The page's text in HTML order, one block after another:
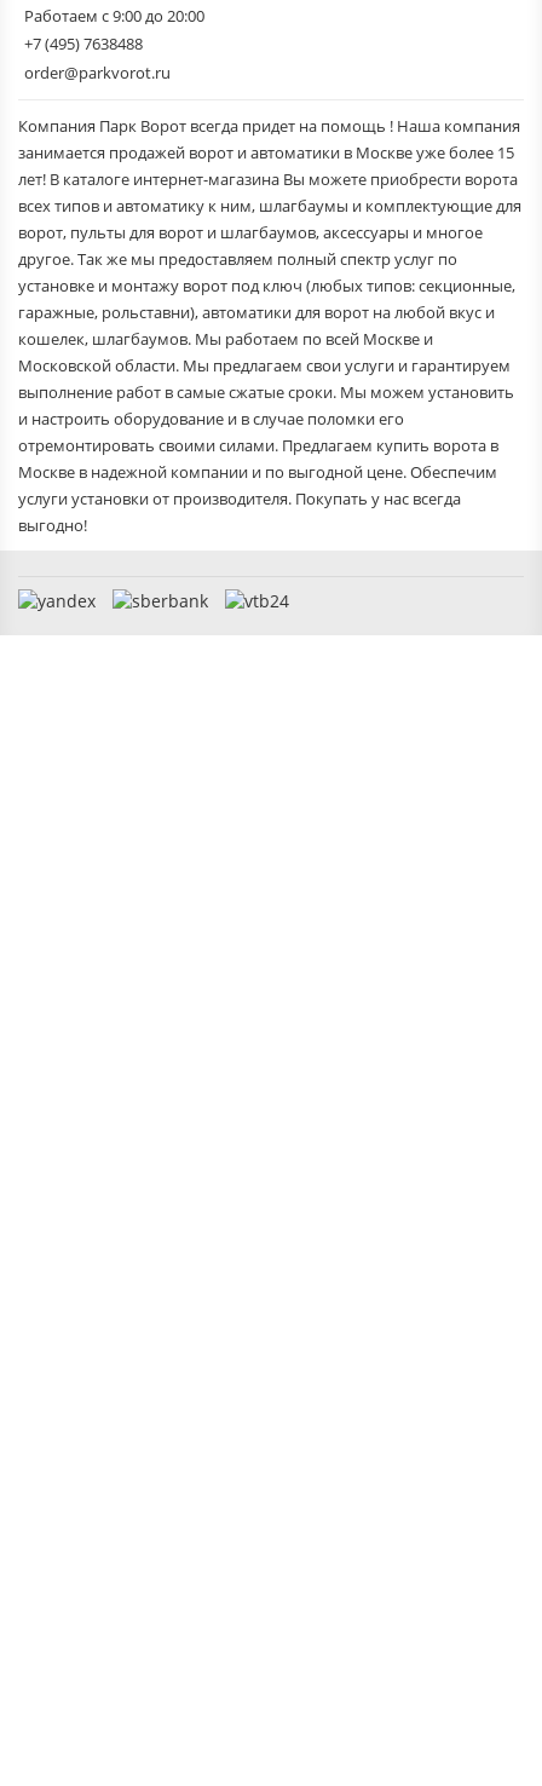
Работаем с 9:00 до 20:00
+7 (495) 7638488
order@parkvorot.ru
Компания Парк Ворот всегда придет на помощь ! Наша компания
занимается продажей ворот и автоматики в Москве уже более 15
лет! В каталоге интернет-магазина Вы можете приобрести ворота
всех типов и автоматику к ним, шлагбаумы и комплектующие для
ворот, пульты для ворот и шлагбаумов, аксессуары и многое
другое. Так же мы предоставляем полный спектр услуг по
установке и монтажу ворот под ключ (любых типов: секционные,
гаражные, рольставни), автоматики для ворот на любой вкус и
кошелек, шлагбаумов. Мы работаем по всей Москве и
Московской области. Мы предлагаем свои услуги и гарантируем
выполнение работ в самые сжатые сроки. Мы можем установить
и настроить оборудование и в случае поломки его
отремонтировать своими силами. Предлагаем купить ворота в
Москве в надежной компании и по выгодной цене. Обеспечим
услуги установки от производителя. Покупать у нас всегда
выгодно!